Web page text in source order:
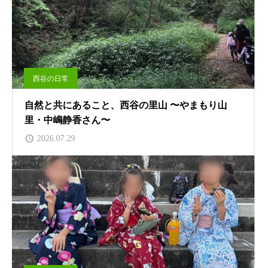
西谷の日常
自然と共にあること、西谷の里山 〜やまもり山
里・中嶋静香さん〜
2026.07.29